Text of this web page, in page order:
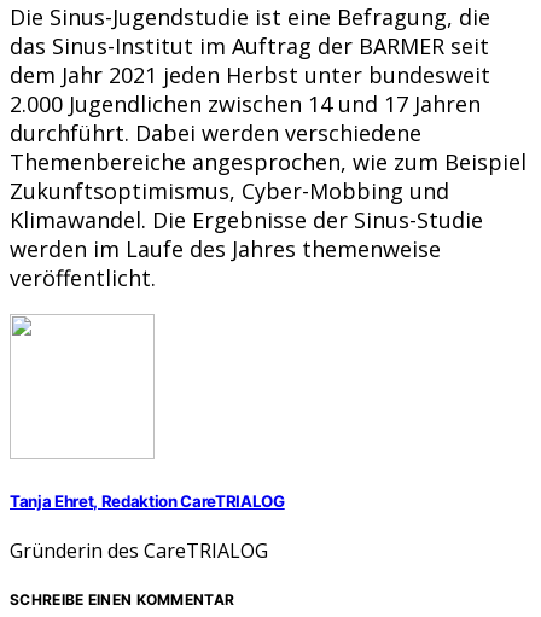
Die Sinus-Jugendstudie ist eine Befragung, die
das Sinus-Institut im Auftrag der BARMER seit
dem Jahr 2021 jeden Herbst unter bundesweit
2.000 Jugendlichen zwischen 14 und 17 Jahren
durchführt. Dabei werden verschiedene
Themenbereiche angesprochen, wie zum Beispiel
Zukunftsoptimismus, Cyber-Mobbing und
Klimawandel. Die Ergebnisse der Sinus-Studie
werden im Laufe des Jahres themenweise
veröffentlicht.
Tanja Ehret, Redaktion CareTRIALOG
Gründerin des CareTRIALOG
SCHREIBE EINEN KOMMENTAR